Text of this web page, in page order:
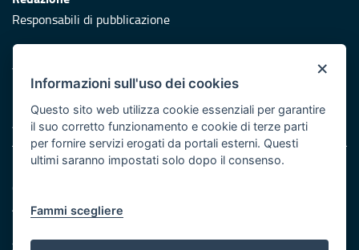
Responsabili di pubblicazione
Protezione civile
Vai al sito di Protezione Civile Puglia
Iniziativa finanziata con risorse del POR Puglia 2014/2020 -
Asse XI
Note legali
Cookie e privacy
Atti di notifica
Servizi Intranet
×
Informazioni sull'uso dei cookies
Questo sito web utilizza cookie essenziali per garantire
il suo corretto funzionamento e cookie di terze parti
per fornire servizi erogati da portali esterni. Questi
ultimi saranno impostati solo dopo il consenso.
Fammi scegliere